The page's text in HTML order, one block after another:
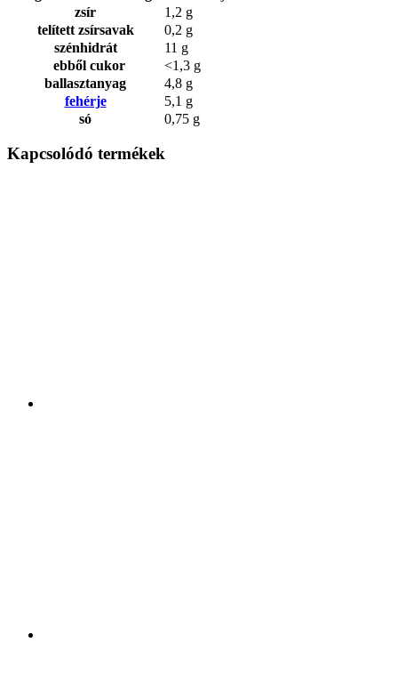
zsír
1,2 g
telített zsírsavak
0,2 g
szénhidrát
11 g
ebből cukor
<1,3 g
ballasztanyag
4,8 g
fehérje
5,1 g
só
0,75 g
Kapcsolódó termékek